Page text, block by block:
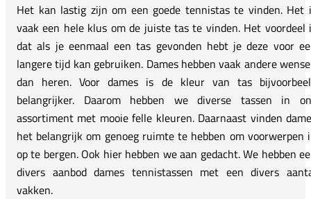
Het kan lastig zijn om een goede tennistas te vinden. Het
vaak een hele klus om de juiste tas te vinden. Het voordeel
dat als je eenmaal een tas gevonden hebt je deze voor
langere tijd kan gebruiken. Dames hebben vaak andere
dan heren. Voor dames is de kleur van tas
belangrijker. Daarom hebben we diverse tassen in
assortiment met mooie felle kleuren. Daarnaast vinden
het belangrijk om genoeg ruimte te hebben om voorwerpen
op te bergen. Ook hier hebben we aan gedacht. We hebben
divers aanbod dames tennistassen met een divers
vakken.